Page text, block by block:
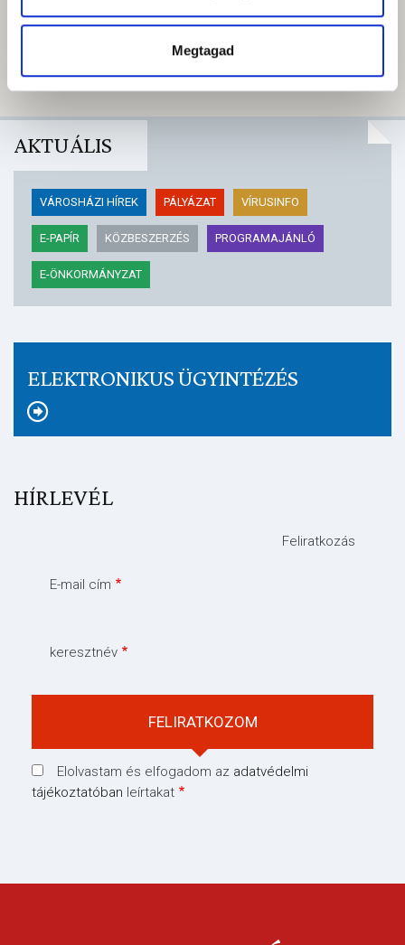
Megtagad
AKTUÁLIS
VÁROSHÁZI HÍREK PÁLYÁZAT VÍRUSINFO
E-PAPÍR KÖZBESZERZÉS PROGRAMAJÁNLÓ
E-ÖNKORMÁNYZAT
ELEKTRONIKUS ÜGYINTÉZÉS
HÍRLEVÉL
Feliratkozás
E-mail cím
keresztnév
Elolvastam és elfogadom az adatvédelmi
tájékoztatóban leírtakat